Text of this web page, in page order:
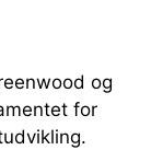
og
for